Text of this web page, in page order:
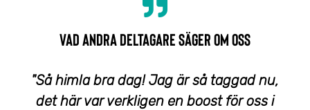
VAD ANDRA DELTAGARE SÄGER OM OSS
"Så himla bra dag! Jag är så taggad nu,
det här var verkligen en boost för oss i